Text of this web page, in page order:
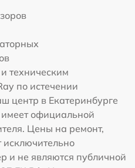
техническим
по истечении
центр в Екатеринбурге
официальной
Цены на ремонт,
исключительно
и не являются публичной